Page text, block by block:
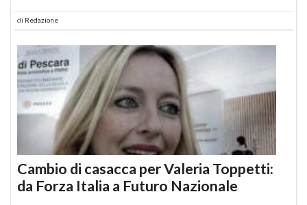
di Redazione
Cambio di casacca per Valeria Toppetti:
da Forza Italia a Futuro Nazionale